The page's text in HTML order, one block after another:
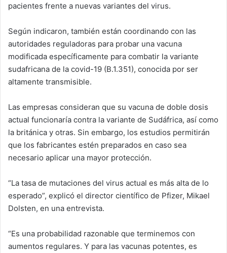
pacientes frente a nuevas variantes del virus.
Según indicaron, también están coordinando con las
autoridades reguladoras para probar una vacuna
modificada específicamente para combatir la variante
sudafricana de la covid-19 (B.1.351), conocida por ser
altamente transmisible.
Las empresas consideran que su vacuna de doble dosis
actual funcionaría contra la variante de Sudáfrica, así como
la británica y otras. Sin embargo, los estudios permitirán
que los fabricantes estén preparados en caso sea
necesario aplicar una mayor protección.
“La tasa de mutaciones del virus actual es más alta de lo
esperado”, explicó el director científico de Pfizer, Mikael
Dolsten, en una entrevista.
“Es una probabilidad razonable que terminemos con
aumentos regulares. Y para las vacunas potentes, es